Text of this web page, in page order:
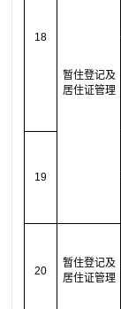
18
暂住登记及
居住证管理
19
20
暂住登记及
居住证管理